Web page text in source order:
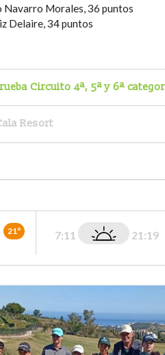
Navarro Morales, 36 puntos
Delaire, 34 puntos
Circuito 4ª, 5ª y 6ª
Resort
21º 7:11 21:19